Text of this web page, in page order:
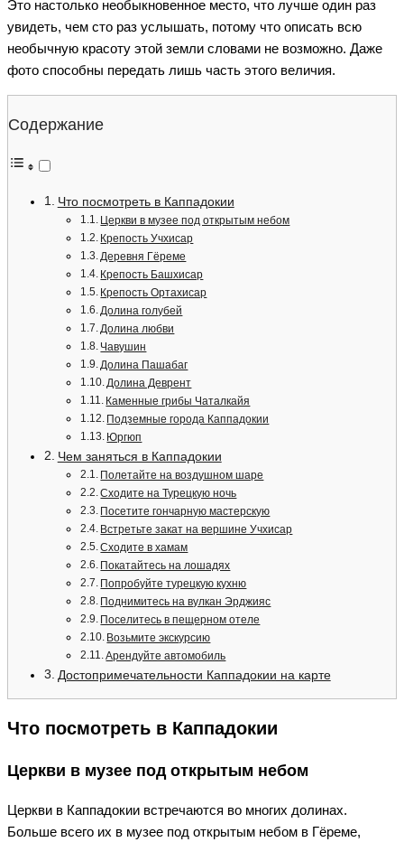
Это настолько необыкновенное место, что лучше один раз
увидеть, чем сто раз услышать, потому что описать всю
необычную красоту этой земли словами не возможно. Даже
фото способны передать лишь часть этого величия.
Содержание
Что посмотреть в Каппадокии
Церкви в музее под открытым небом
Крепость Учхисар
Деревня Гёреме
Крепость Башхисар
Крепость Ортахисар
Долина голубей
Долина любви
Чавушин
Долина Пашабаг
Долина Деврент
Каменные грибы Чаталкайя
Подземные города Каппадокии
Юргюп
Чем заняться в Каппадокии
Полетайте на воздушном шаре
Сходите на Турецкую ночь
Посетите гончарную мастерскую
Встретьте закат на вершине Учхисар
Сходите в хамам
Покатайтесь на лошадях
Попробуйте турецкую кухню
Поднимитесь на вулкан Эрджияс
Поселитесь в пещерном отеле
Возьмите экскурсию
Арендуйте автомобиль
Достопримечательности Каппадокии на карте
Что посмотреть в Каппадокии
Церкви в музее под открытым небом
Церкви в Каппадокии встречаются во многих долинах.
Больше всего их в музее под открытым небом в Гёреме,